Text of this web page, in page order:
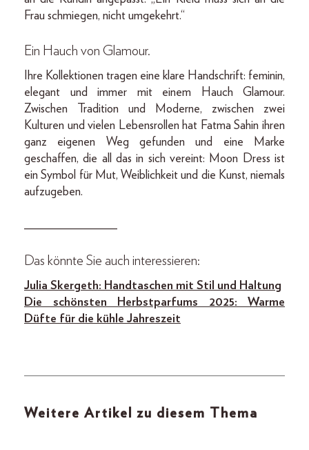
Frau schmiegen, nicht umgekehrt.“
Ein Hauch von Glamour.
Ihre Kollektionen tragen eine klare Handschrift: feminin,
elegant und immer mit einem Hauch Glamour.
Zwischen Tradition und Moderne, zwischen zwei
Kulturen und vielen Lebensrollen hat Fatma Sahin ihren
ganz eigenen Weg gefunden und eine Marke
geschaffen, die all das in sich vereint: Moon Dress ist
ein Symbol für Mut, Weiblichkeit und die Kunst, niemals
aufzugeben.
_______________
Das könnte Sie auch interessieren:
Julia Skergeth: Handtaschen mit Stil und Haltung
Die schönsten Herbstparfums 2025: Warme
Düfte für die kühle Jahreszeit
Weitere Artikel zu diesem Thema